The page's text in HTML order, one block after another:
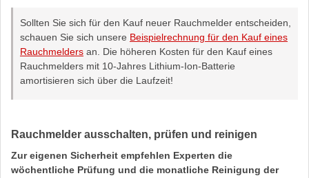
Sollten Sie sich für den Kauf neuer Rauchmelder entscheiden,
schauen Sie sich unsere Beispielrechnung für den Kauf eines
Rauchmelders an. Die höheren Kosten für den Kauf eines
Rauchmelders mit 10-Jahres Lithium-Ion-Batterie
amortisieren sich über die Laufzeit!
Rauchmelder ausschalten, prüfen und reinigen
Zur eigenen Sicherheit empfehlen Experten die
wöchentliche Prüfung und die monatliche Reinigung der